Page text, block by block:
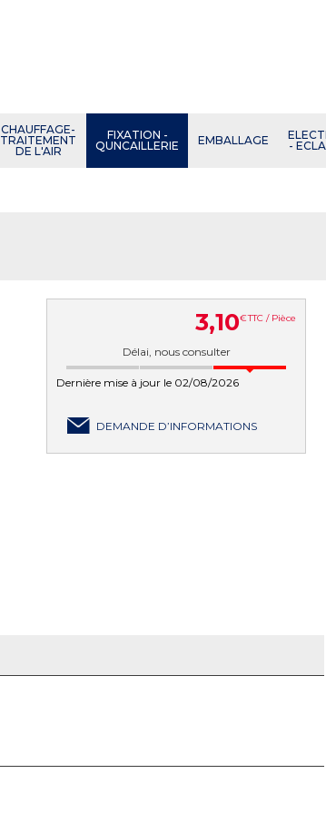
CHAUFFAGE-
TRAITEMENT
DE L'AIR
FIXATION -
QUNCAILLERIE
EMBALLAGE
-
3,10€TTC / Pièce
Délai, nous consulter
Dernière mise à jour le 02/08/2026
DEMANDE D’INFORMATIONS